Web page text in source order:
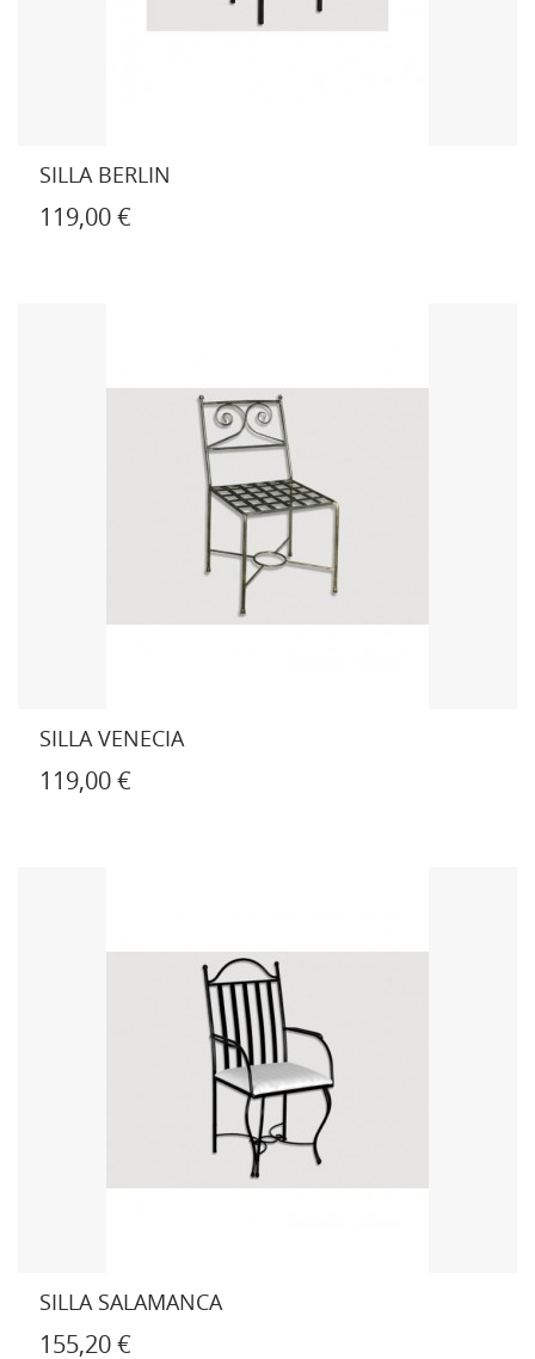
SILLA BERLIN
119,00 €
SILLA VENECIA
119,00 €
SILLA SALAMANCA
155,20 €